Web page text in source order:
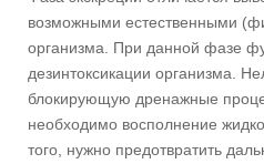
возможными естественными
организма. При данной фазе
дезинтоксикации организма.
блокирующую дренажные
необходимо восполнение
того, нужно предотвратить